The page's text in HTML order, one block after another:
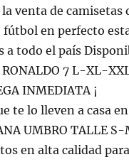
venta de camisetas
en perfecto
a todo el país
7 L-XL-
INMEDIATA ¡
te lo lleven a casa en
UMBRO TALLE S-
en alta calidad